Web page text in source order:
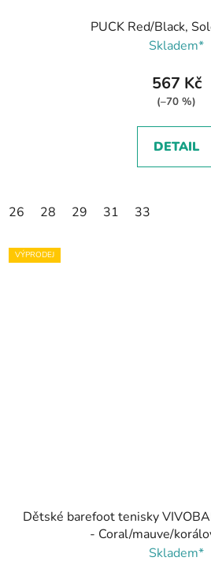
PUCK Red/Black,
Skladem*
567 Kč
(–70 %)
DETAIL
26 28 29 31 33
VÝPRODEJ
Dětské barefoot tenisky
- Coral/mauve/
Skladem*